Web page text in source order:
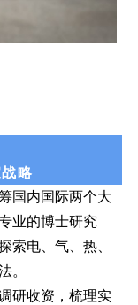
略
国内国际两个大
业的博士研究
索电、气、热、
。
研收资，梳理实